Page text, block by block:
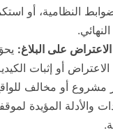
النظامية، أو
الاعتراض على البلاغ:
أو إثبات
مشروع أو مخالف
والأدلة المؤيدة